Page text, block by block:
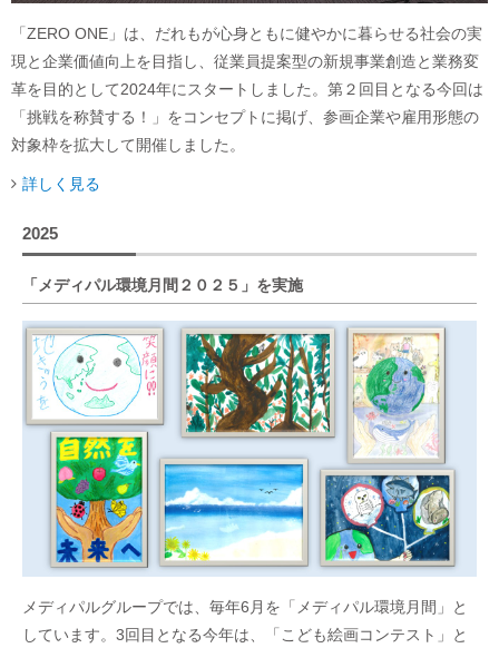
「ZERO ONE」は、だれもが心身ともに健やかに暮らせる社会の実
現と企業価値向上を目指し、従業員提案型の新規事業創造と業務変
革を目的として2024年にスタートしました。第２回目となる今回は
「挑戦を称賛する！」をコンセプトに掲げ、参画企業や雇用形態の
対象枠を拡大して開催しました。
詳しく見る
2025
「メディパル環境月間２０２５」を実施
メディパルグループでは、毎年6月を「メディパル環境月間」と
しています。3回目となる今年は、「こども絵画コンテスト」と